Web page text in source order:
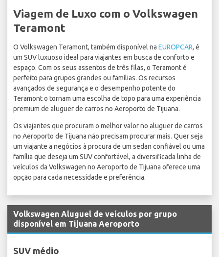
Viagem de Luxo com o Volkswagen
Teramont
O Volkswagen Teramont, também disponível na EUROPCAR, é
um SUV luxuoso ideal para viajantes em busca de conforto e
espaço. Com os seus assentos de três filas, o Teramont é
perfeito para grupos grandes ou famílias. Os recursos
avançados de segurança e o desempenho potente do
Teramont o tornam uma escolha de topo para uma experiência
premium de aluguer de carros no Aeroporto de Tijuana.
Os viajantes que procuram o melhor valor no aluguer de carros
no Aeroporto de Tijuana não precisam procurar mais. Quer seja
um viajante a negócios à procura de um sedan confiável ou uma
família que deseja um SUV confortável, a diversificada linha de
veículos da Volkswagen no Aeroporto de Tijuana oferece uma
opção para cada necessidade e preferência.
Volkswagen Aluguel de veículos por grupo
disponível em Tijuana Aeroporto
SUV médio